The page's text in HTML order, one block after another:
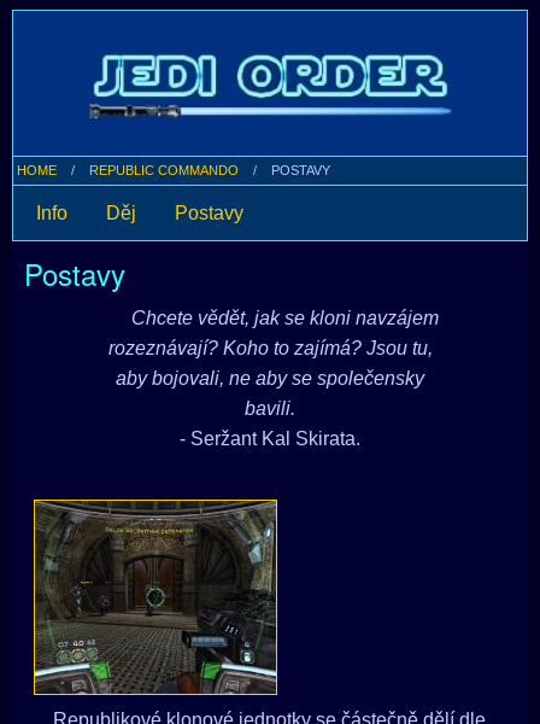
HOME REPUBLIC COMMANDO POSTAVY
Info Děj Postavy
Postavy
Chcete vědět, jak se kloni navzájem
rozeznávají? Koho to zajímá? Jsou tu,
aby bojovali, ne aby se společensky
bavili.
- Seržant Kal Skirata.